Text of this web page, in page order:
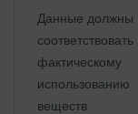
Данные должны
соответствовать
фактическому
использованию
веществ